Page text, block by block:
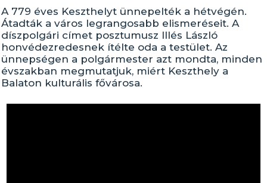
A 779 éves Keszthelyt ünnepelték a hétvégén.
Átadták a város legrangosabb elismeréseit. A
díszpolgári címet posztumusz Illés László
honvédezredesnek ítélte oda a testület. Az
ünnepségen a polgármester azt mondta, minden
évszakban megmutatjuk, miért Keszthely a
Balaton kulturális fővárosa.